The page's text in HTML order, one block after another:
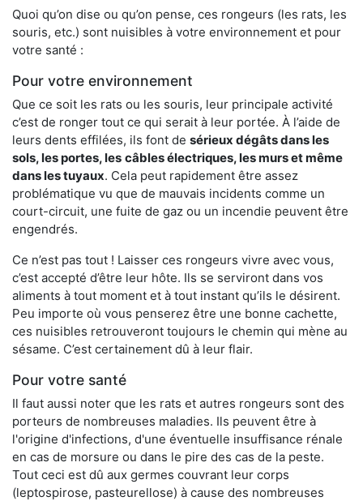
Quoi qu’on dise ou qu’on pense, ces rongeurs (les rats, les
souris, etc.) sont nuisibles à votre environnement et pour
votre santé :
Pour votre environnement
Que ce soit les rats ou les souris, leur principale activité
c’est de ronger tout ce qui serait à leur portée. À l’aide de
leurs dents effilées, ils font de sérieux dégâts dans les
sols, les portes, les câbles électriques, les murs et même
dans les tuyaux. Cela peut rapidement être assez
problématique vu que de mauvais incidents comme un
court-circuit, une fuite de gaz ou un incendie peuvent être
engendrés.
Ce n’est pas tout ! Laisser ces rongeurs vivre avec vous,
c’est accepté d’être leur hôte. Ils se serviront dans vos
aliments à tout moment et à tout instant qu’ils le désirent.
Peu importe où vous penserez être une bonne cachette,
ces nuisibles retrouveront toujours le chemin qui mène au
sésame. C’est certainement dû à leur flair.
Pour votre santé
Il faut aussi noter que les rats et autres rongeurs sont des
porteurs de nombreuses maladies. Ils peuvent être à
l'origine d'infections, d'une éventuelle insuffisance rénale
en cas de morsure ou dans le pire des cas de la peste.
Tout ceci est dû aux germes couvrant leur corps
(leptospirose, pasteurellose) à cause des nombreuses